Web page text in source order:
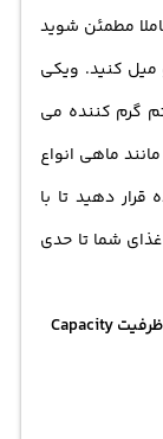
مطمئن شوید
میل کنید. ویکی
گرم کننده می
ماهی انواع
دهید تا با
شود غذای شما تا حدی